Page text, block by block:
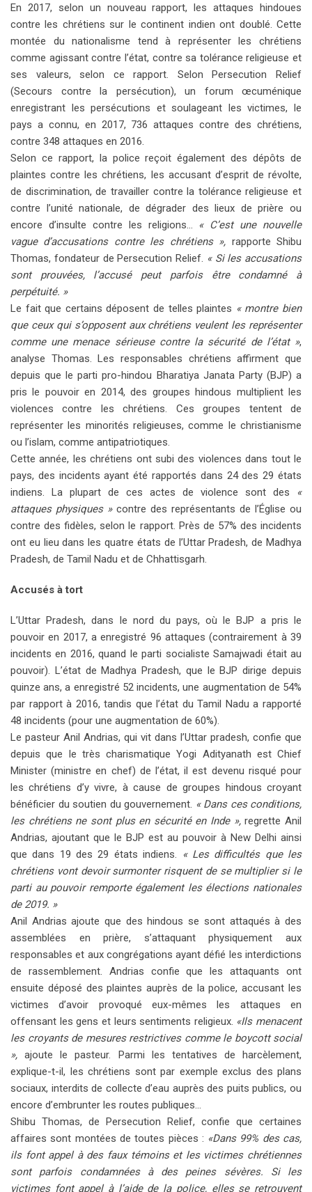
En 2017, selon un nouveau rapport, les attaques hindoues
contre les chrétiens sur le continent indien ont doublé. Cette
montée du nationalisme tend à représenter les chrétiens
comme agissant contre l’état, contre sa tolérance religieuse et
ses valeurs, selon ce rapport. Selon Persecution Relief
(Secours contre la persécution), un forum œcuménique
enregistrant les persécutions et soulageant les victimes, le
pays a connu, en 2017, 736 attaques contre des chrétiens,
contre 348 attaques en 2016.
Selon ce rapport, la police reçoit également des dépôts de
plaintes contre les chrétiens, les accusant d’esprit de révolte,
de discrimination, de travailler contre la tolérance religieuse et
contre l’unité nationale, de dégrader des lieux de prière ou
encore d’insulte contre les religions… « C’est une nouvelle
vague d’accusations contre les chrétiens », rapporte Shibu
Thomas, fondateur de Persecution Relief. « Si les accusations
sont prouvées, l’accusé peut parfois être condamné à
perpétuité. »
Le fait que certains déposent de telles plaintes « montre bien
que ceux qui s’opposent aux chrétiens veulent les représenter
comme une menace sérieuse contre la sécurité de l’état »,
analyse Thomas. Les responsables chrétiens affirment que
depuis que le parti pro-hindou Bharatiya Janata Party (BJP) a
pris le pouvoir en 2014, des groupes hindous multiplient les
violences contre les chrétiens. Ces groupes tentent de
représenter les minorités religieuses, comme le christianisme
ou l’islam, comme antipatriotiques.
Cette année, les chrétiens ont subi des violences dans tout le
pays, des incidents ayant été rapportés dans 24 des 29 états
indiens. La plupart de ces actes de violence sont des
«
attaques physiques » contre des représentants de l’Église ou
contre des fidèles, selon le rapport. Près de 57% des incidents
ont eu lieu dans les quatre états de l’Uttar Pradesh, de Madhya
Pradesh, de Tamil Nadu et de Chhattisgarh.
Accusés à tort
L’Uttar Pradesh, dans le nord du pays, où le BJP a pris le
pouvoir en 2017, a enregistré 96 attaques (contrairement à 39
incidents en 2016, quand le parti socialiste Samajwadi était au
pouvoir). L’état de Madhya Pradesh, que le BJP dirige depuis
quinze ans, a enregistré 52 incidents, une augmentation de 54%
par rapport à 2016, tandis que l’état du Tamil Nadu a rapporté
48 incidents (pour une augmentation de 60%).
Le pasteur Anil Andrias, qui vit dans l’Uttar pradesh, confie que
depuis que le très charismatique Yogi Adityanath est Chief
Minister (ministre en chef) de l’état, il est devenu risqué pour
les chrétiens d’y vivre, à cause de groupes hindous croyant
bénéficier du soutien du gouvernement. « Dans ces conditions,
les chrétiens ne sont plus en sécurité en Inde »,regrette Anil
Andrias, ajoutant que le BJP est au pouvoir à New Delhi ainsi
que dans 19 des 29 états indiens. « Les difficultés que les
chrétiens vont devoir surmonter risquent de se multiplier si le
parti au pouvoir remporte également les élections nationales
de 2019. »
Anil Andrias ajoute que des hindous se sont attaqués à des
assemblées en prière, s’attaquant physiquement aux
responsables et aux congrégations ayant défié les interdictions
de rassemblement. Andrias confie que les attaquants ont
ensuite déposé des plaintes auprès de la police, accusant les
victimes d’avoir provoqué eux-mêmes les attaques en
offensant les gens et leurs sentiments religieux. «Ils menacent
les croyants de mesures restrictives comme le boycott social
», ajoute le pasteur. Parmi les tentatives de harcèlement,
explique-t-il, les chrétiens sont par exemple exclus des plans
sociaux, interdits de collecte d’eau auprès des puits publics, ou
encore d’embrunter les routes publiques…
Shibu Thomas, de Persecution Relief, confie que certaines
affaires sont montées de toutes pièces : «Dans 99% des cas,
ils font appel à des faux témoins et les victimes chrétiennes
sont parfois condamnées à des peines sévères. Si les
victimes font appel à l’aide de la police, elles se retrouvent